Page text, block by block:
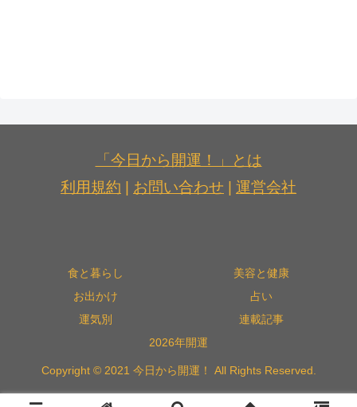
「今日から開運！」とは
利用規約 | お問い合わせ | 運営会社
食と暮らし
美容と健康
お出かけ
占い
運気別
連載記事
2026年開運
Copyright © 2021 今日から開運！ All Rights Reserved.